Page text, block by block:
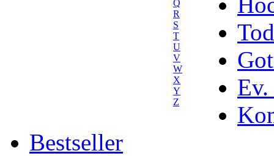
Q
R
S
T
U
V
W
X
Y
Z
Ev.
Bestseller